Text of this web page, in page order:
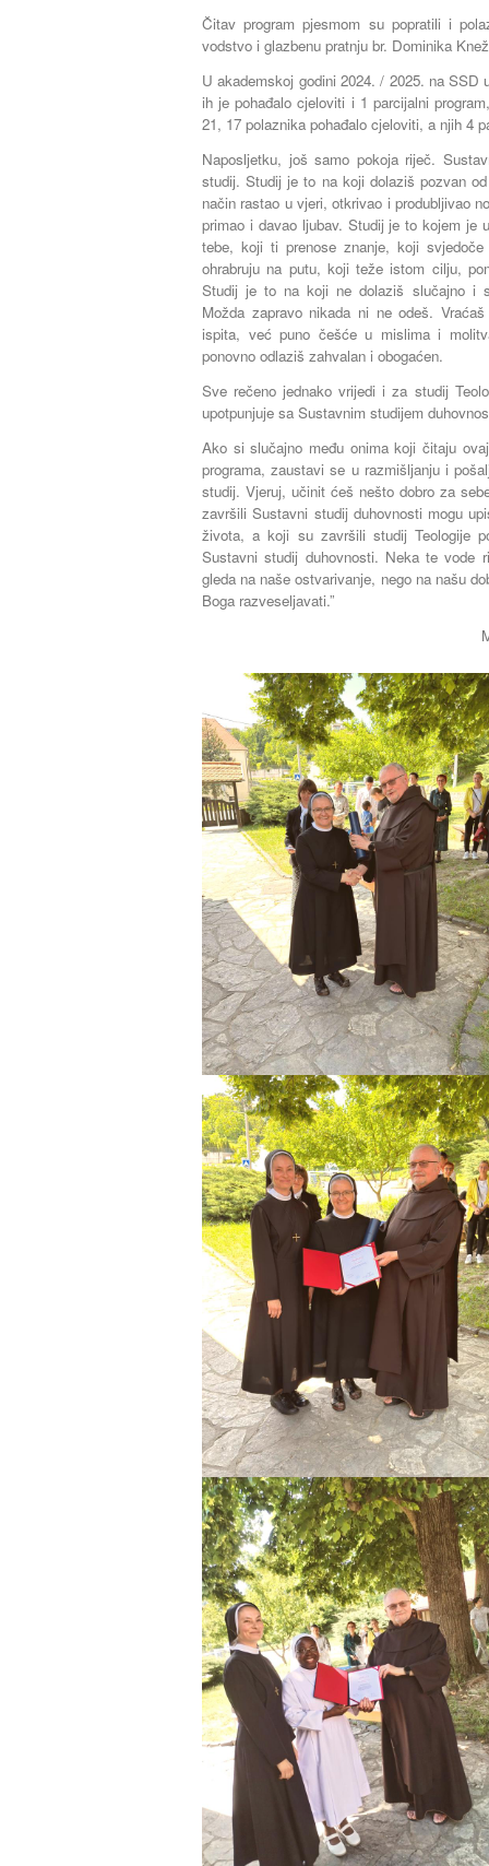
Čitav program pjesmom su popratili i
vodstvo i glazbenu pratnju br. Dominika
U akademskoj godini 2024. / 2025. na SSD
ih je pohađalo cjeloviti i 1 parcijalni
21, 17 polaznika pohađalo cjeloviti, a njih 4
Naposljetku, još samo pokoja riječ.
studij. Studij je to na koji dolaziš pozvan
način rastao u vjeri, otkrivao i produbljivao
primao i davao ljubav. Studij je to kojem je
tebe, koji ti prenose znanje, koji
ohrabruju na putu, koji teže istom cilju,
Studij je to na koji ne dolaziš slučajno i
Možda zapravo nikada ni ne odeš.
ispita, već puno češće u mislima i
ponovno odlaziš zahvalan i obogaćen.
Sve rečeno jednako vrijedi i za studij
upotpunjuje sa Sustavnim studijem
Ako si slučajno među onima koji čitaju
programa, zaustavi se u razmišljanju i
studij. Vjeruj, učinit ćeš nešto dobro za
završili Sustavni studij duhovnosti mogu
života, a koji su završili studij Teologije
Sustavni studij duhovnosti. Neka te vode
gleda na naše ostvarivanje, nego na našu
Boga razveseljavati.”